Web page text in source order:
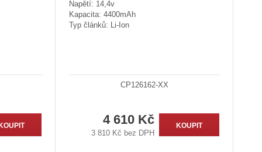
Napětí: 14,4v
Kapacita: 4400mAh
Typ článků: Li-Ion
CP126162-XX
4 610 Kč
3 810 Kč bez DPH
KOUPIT